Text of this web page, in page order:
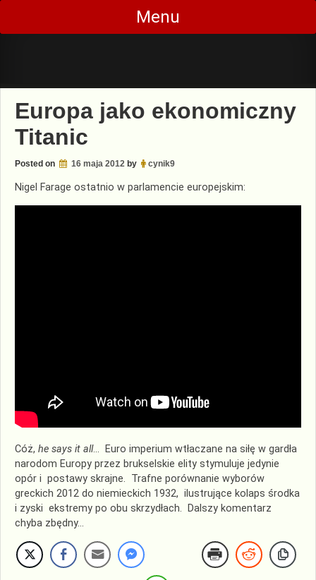
Skip
content
Menu
Europa jako ekonomiczny
Titanic
Posted on 16 maja 2012 by cynik9
Nigel Farage ostatnio w parlamencie europejskim:
Cóż, he says it all… Euro imperium wtłaczane na siłę w gardła
narodom Europy przez brukselskie elity stymuluje jedynie
opór i postawy skrajne. Trafne porównanie wyborów
greckich 2012 do niemieckich 1932, ilustrujące kolaps środka
i zyski ekstremy po obu skrzydłach. Dalszy komentarz
chyba zbędny…